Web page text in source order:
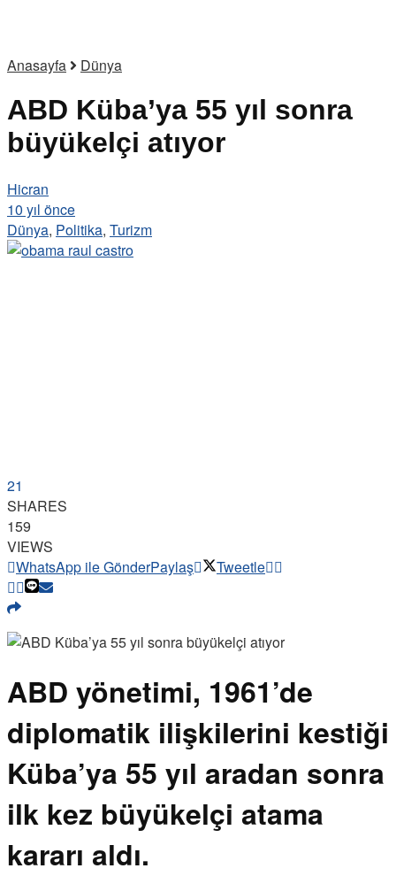
Anasayfa Dünya
ABD Küba’ya 55 yıl sonra
büyükelçi atıyor
Hicran
10 yıl önce
Dünya, Politika, Turizm
21
SHARES
159
VIEWS
WhatsApp ile GönderPaylaş Tweetle
ABD yönetimi, 1961’de
diplomatik ilişkilerini kestiği
Küba’ya 55 yıl aradan sonra
ilk kez büyükelçi atama
kararı aldı.